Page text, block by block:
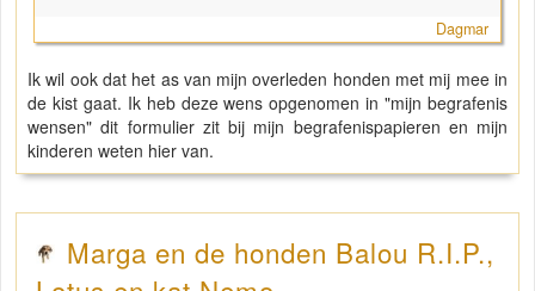
Dagmar
Ik wil ook dat het as van mijn overleden honden met mij mee in
de kist gaat. Ik heb deze wens opgenomen in "mijn begrafenis
wensen" dit formulier zit bij mijn begrafenispapieren en mijn
kinderen weten hier van.
Marga en de honden Balou R.I.P.,